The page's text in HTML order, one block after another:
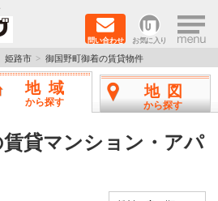
問い合わせ お気に入り ×
姫路市 御国野町御着の賃貸物件
地域
から探す
地図
から探す
貸マンション・アパ